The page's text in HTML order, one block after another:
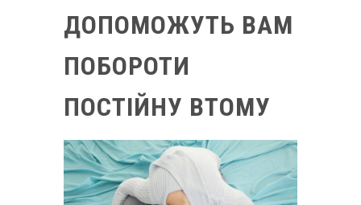
ДОПОМОЖУТЬ ВАМ
ПОБОРОТИ
ПОСТІЙНУ ВТОМУ